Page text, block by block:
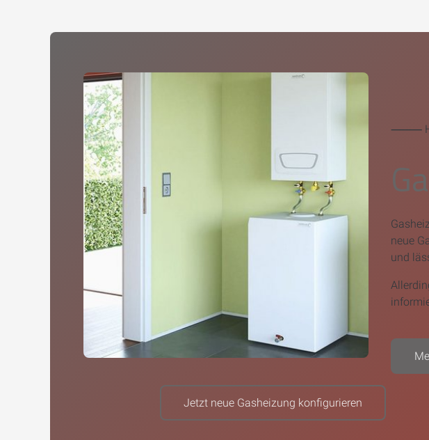
⸻
neue
und
Jetzt neue Gasheizung konfigurieren